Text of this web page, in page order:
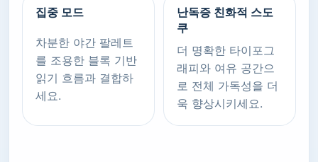
집중 모드
차분한 야간 팔레트
를 조용한 블록 기반
읽기 흐름과 결합하
세요.
난독증 친화적 스도
쿠
더 명확한 타이포그
래피와 여유 공간으
로 전체 가독성을 더
욱 향상시키세요.